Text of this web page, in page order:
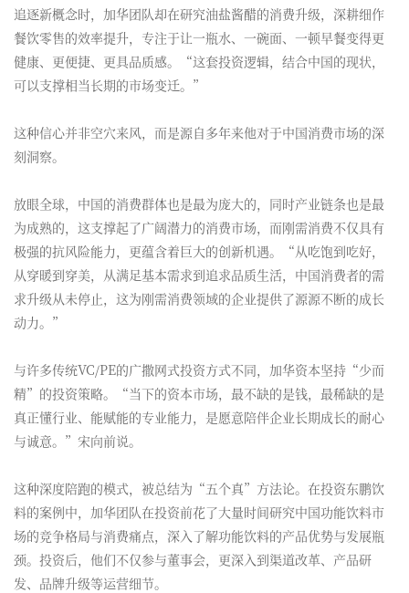
追逐新概念时，加华团队却在研究油盐酱醋的消费升级，深耕细作
餐饮零售的效率提升，专注于让一瓶水、一碗面、一顿早餐变得更
健康、更便捷、更具品质感。“这套投资逻辑，结合中国的现状，
可以支撑相当长期的市场变迁。”
这种信心并非空穴来风，而是源自多年来他对于中国消费市场的深
刻洞察。
放眼全球，中国的消费群体也是最为庞大的，同时产业链条也是最
为成熟的，这支撑起了广阔潜力的消费市场，而刚需消费不仅具有
极强的抗风险能力，更蕴含着巨大的创新机遇。“从吃饱到吃好，
从穿暖到穿美，从满足基本需求到追求品质生活，中国消费者的需
求升级从未停止，这为刚需消费领域的企业提供了源源不断的成长
动力。”
与许多传统VC/PE的广撒网式投资方式不同，加华资本坚持“少而
精”的投资策略。“当下的资本市场，最不缺的是钱，最稀缺的是
真正懂行业、能赋能的专业能力，是愿意陪伴企业长期成长的耐心
与诚意。”宋向前说。
这种深度陪跑的模式，被总结为“五个真”方法论。在投资东鹏饮
料的案例中，加华团队在投资前花了大量时间研究中国功能饮料市
场的竞争格局与消费痛点，深入了解功能饮料的产品优势与发展瓶
颈。投资后，他们不仅参与董事会，更深入到渠道改革、产品研
发、品牌升级等运营细节。